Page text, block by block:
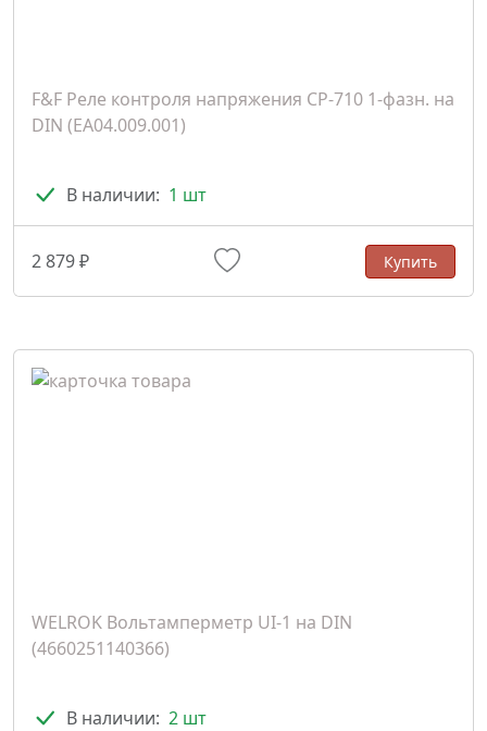
F&F Реле контроля напряжения CP-710 1-фазн. на
DIN (ЕА04.009.001)
В наличии: 1 шт
2 879 ₽ Купить
WELROK Вольтамперметр UI-1 на DIN
(4660251140366)
В наличии: 2 шт